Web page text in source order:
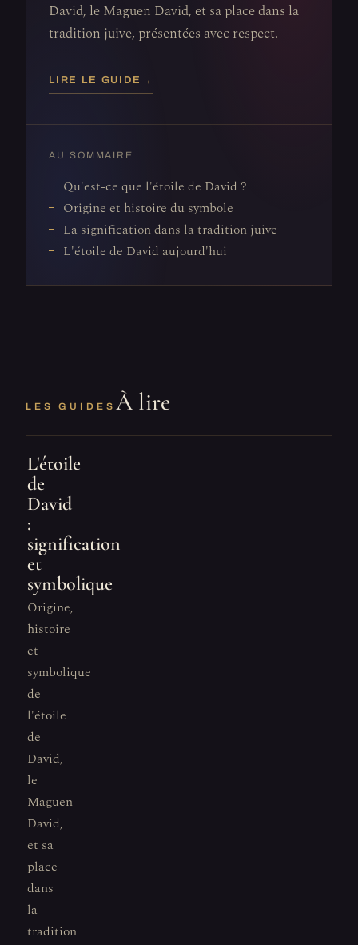
David, le Maguen David, et sa place dans la
tradition juive, présentées avec respect.
LIRE LE GUIDE →
AU SOMMAIRE
Qu'est-ce que l'étoile de David ?
Origine et histoire du symbole
La signification dans la tradition juive
L'étoile de David aujourd'hui
LES GUIDES À lire
L'étoile
de
David
:
signification
et
symbolique
Origine,
histoire
et
symbolique
de
l'étoile
de
David,
le
Maguen
David,
et sa
place
dans
la
tradition